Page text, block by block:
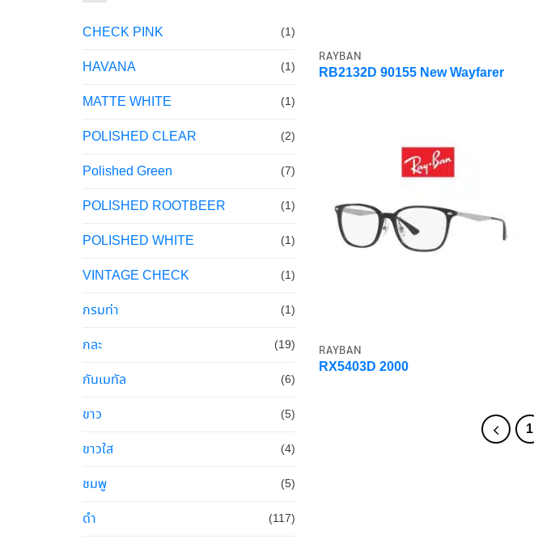
CHECK PINK (1)
HAVANA (1)
MATTE WHITE (1)
POLISHED CLEAR (2)
Polished Green (7)
POLISHED ROOTBEER (1)
POLISHED WHITE (1)
VINTAGE CHECK (1)
กรมท่า (1)
กละ (19)
กันเมทัล (6)
ขาว (5)
ขาวใส (4)
ชมพู (5)
ดำ (117)
RAYBAN
RB2132D 90155 New Wayfarer
RAYBAN
RX5403D 2000
1